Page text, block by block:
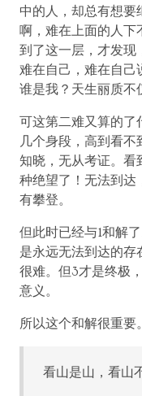
中的人，却总有想要
啊，难在上面的人下
到了这一层，才发现
难在自己，难在自己
谁是我？天生丽质不
可这第二难又算的了
几个身段，高到看不
知晓，无从考证。看
种绝望了！无法到达
有攀登。
但此时已经与1和解
是永远无法到达的存
很难。但3才是终极
意义。
所以这个和解很重要
看山是山，看山